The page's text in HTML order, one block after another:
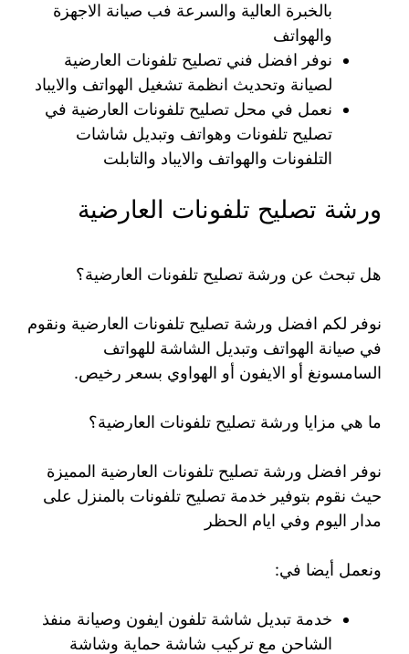
بالخبرة العالية والسرعة فب صيانة الاجهزة
والهواتف
نوفر افضل فني تصليح تلفونات العارضية
لصيانة وتحديث انظمة تشغيل الهواتف والايباد
نعمل في محل تصليح تلفونات العارضية في
تصليح تلفونات وهواتف وتبديل شاشات
التلفونات والهواتف والايباد والتابلت
ورشة تصليح تلفونات العارضية
هل تبحث عن ورشة تصليح تلفونات العارضية؟
نوفر لكم افضل ورشة تصليح تلفونات العارضية ونقوم
في صيانة الهواتف وتبديل الشاشة للهواتف
السامسونغ أو الايفون أو الهواوي بسعر رخيص.
ما هي مزايا ورشة تصليح تلفونات العارضية؟
نوفر افضل ورشة تصليح تلفونات العارضية المميزة
حيث نقوم بتوفير خدمة تصليح تلفونات بالمنزل على
مدار اليوم وفي ايام الحظر
ونعمل أيضا في:
خدمة تبديل شاشة تلفون ايفون وصيانة منفذ
الشاحن مع تركيب شاشة حماية وشاشة